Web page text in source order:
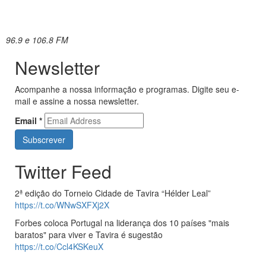
96.9 e 106.8 FM
Newsletter
Acompanhe a nossa informação e programas. Digite seu e-
mail e assine a nossa newsletter.
Email *
Twitter Feed
2ª edição do Torneio Cidade de Tavira “Hélder Leal”
https://t.co/WNwSXFXj2X
Forbes coloca Portugal na liderança dos 10 países "mais
baratos" para viver e Tavira é sugestão
https://t.co/Ccl4KSKeuX